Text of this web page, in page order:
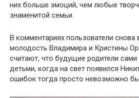
них больше эмоций, чем любые
знаменитой семьи.
В комментариях пользователи
молодость Владимира и Кристины
считают, что будущие родители
детьми, когда на свет появился
ошибок тогда просто невозможно